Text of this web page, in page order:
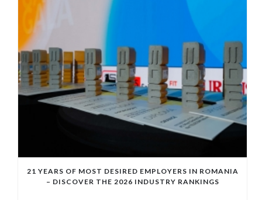
21 YEARS OF MOST DESIRED EMPLOYERS IN ROMANIA
– DISCOVER THE 2026 INDUSTRY RANKINGS